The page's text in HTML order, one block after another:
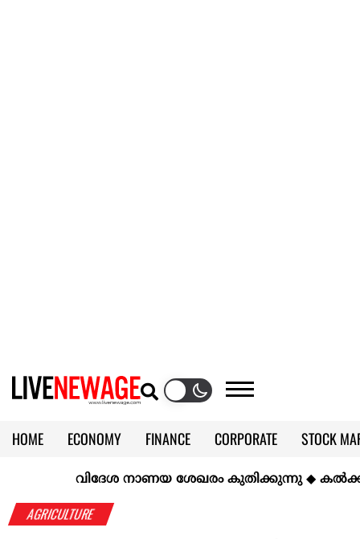
HOME ECONOMY FINANCE CORPORATE
STOCK
KERALA @70
വിദേശ നാണയ ശേഖരം കുതിക്കുന്നു◆
AGRICULTURE